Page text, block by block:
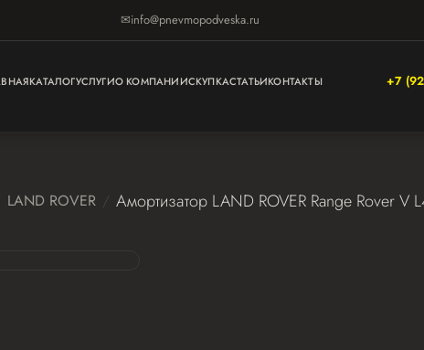
✉info@pnevmopodveska.ru
КАТАЛОГ О КОМПАНИИСКУПКАСТАТЬИКОНТАКТЫ
УСЛУГИ +7
LAND ROVER Амортизатор LAND ROVER Range Rover